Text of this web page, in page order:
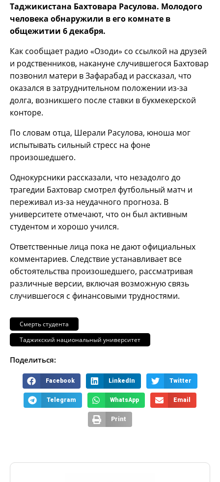
Таджикистана Бахтовара Расулова. Молодого
человека обнаружили в его комнате в
общежитии 6 декабря.
Как сообщает радио «Озоди» со ссылкой на друзей
и родственников, накануне случившегося Бахтовар
позвонил матери в Зафарабад и рассказал, что
оказался в затруднительном положении из-за
долга, возникшего после ставки в букмекерской
конторе.
По словам отца, Шерали Расулова, юноша мог
испытывать сильный стресс на фоне
произошедшего.
Однокурсники рассказали, что незадолго до
трагедии Бахтовар смотрел футбольный матч и
переживал из-за неудачного прогноза. В
университете отмечают, что он был активным
студентом и хорошо учился.
Ответственные лица пока не дают официальных
комментариев. Следствие устанавливает все
обстоятельства произошедшего, рассматривая
различные версии, включая возможную связь
случившегося с финансовыми трудностями.
Смерть студента
Таджикский национальный университет
Поделиться:
Facebook LinkedIn Twitter
Telegram WhatsApp Email
Print